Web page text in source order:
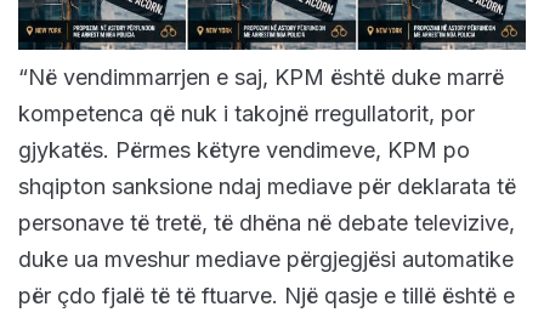
“Në vendimmarrjen e saj, KPM është duke marrë
kompetenca që nuk i takojnë rregullatorit, por
gjykatës. Përmes këtyre vendimeve, KPM po
shqipton sanksione ndaj mediave për deklarata të
personave të tretë, të dhëna në debate televizive,
duke ua mveshur mediave përgjegjësi automatike
për çdo fjalë të të ftuarve. Një qasje e tillë është e